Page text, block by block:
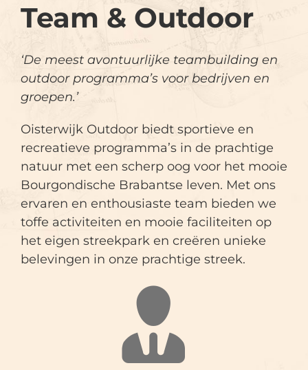
Team & Outdoor
‘De meest avontuurlijke teambuilding en
outdoor programma’s voor bedrijven en
groepen.’
Oisterwijk Outdoor biedt sportieve en
recreatieve programma’s in de prachtige
natuur met een scherp oog voor het mooie
Bourgondische Brabantse leven. Met ons
ervaren en enthousiaste team bieden we
toffe activiteiten en mooie faciliteiten op
het eigen streekpark en creëren unieke
belevingen in onze prachtige streek.